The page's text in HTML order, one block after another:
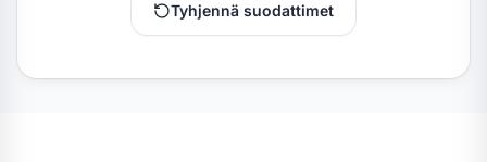
Tyhjennä suodattimet